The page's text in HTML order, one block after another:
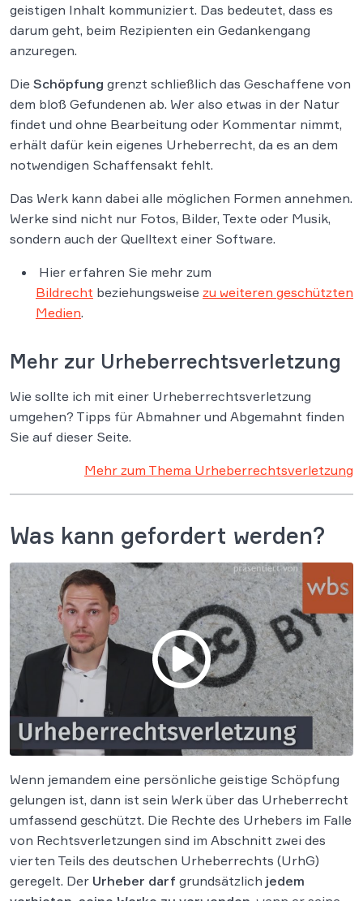
geistigen Inhalt kommuniziert. Das bedeutet, dass es
darum geht, beim Rezipienten ein Gedankengang
anzuregen.
Die Schöpfung grenzt schließlich das Geschaffene von
dem bloß Gefundenen ab. Wer also etwas in der Natur
findet und ohne Bearbeitung oder Kommentar nimmt,
erhält dafür kein eigenes Urheberrecht, da es an dem
notwendigen Schaffensakt fehlt.
Das Werk kann dabei alle möglichen Formen annehmen.
Werke sind nicht nur Fotos, Bilder, Texte oder Musik,
sondern auch der Quelltext einer Software.
Hier erfahren Sie mehr zum
Bildrecht beziehungsweise zu weiteren geschützten
Medien.
Mehr zur Urheberrechtsverletzung
Wie sollte ich mit einer Urheberrechtsverletzung
umgehen? Tipps für Abmahner und Abgemahnt finden
Sie auf dieser Seite.
Mehr zum Thema Urheberrechtsverletzung
Was kann gefordert werden?
Wenn jemandem eine persönliche geistige Schöpfung
gelungen ist, dann ist sein Werk über das Urheberrecht
umfassend geschützt. Die Rechte des Urhebers im Falle
von Rechtsverletzungen sind im Abschnitt zwei des
vierten Teils des deutschen Urheberrechts (UrhG)
geregelt. Der Urheber darf grundsätzlich jedem